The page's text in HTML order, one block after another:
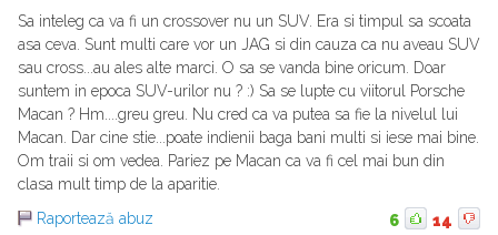
Sa inteleg ca va fi un crossover nu un SUV. Era si timpul sa scoata
asa ceva. Sunt multi care vor un JAG si din cauza ca nu aveau SUV
sau cross...au ales alte marci. O sa se vanda bine oricum. Doar
suntem in epoca SUV-urilor nu ? :) Sa se lupte cu viitorul Porsche
Macan ? Hm....greu greu. Nu cred ca va putea sa fie la nivelul lui
Macan. Dar cine stie...poate indienii baga bani multi si iese mai bine.
Om traii si om vedea. Pariez pe Macan ca va fi cel mai bun din
clasa mult timp de la aparitie.
Raportează abuz
6 14